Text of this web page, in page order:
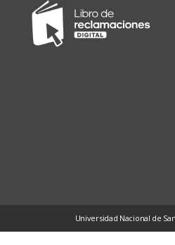
Universidad Nacional de